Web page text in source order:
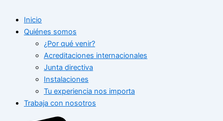
Inicio
Quiénes somos
¿Por qué venir?
Acreditaciones internacionales
Junta directiva
Instalaciones
Tu experiencia nos importa
Trabaja con nosotros